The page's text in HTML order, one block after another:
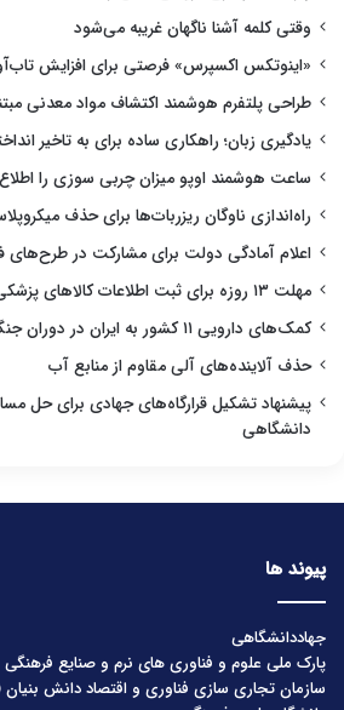
وقتی کلمه آشنا ناگهان غریبه می‌شود
«اینوتکس اکسپرس» فرصتی برای افزایش
طراحی پلتفرم هوشمند اکتشاف مواد معدنی
یادگیری زبان؛ راهکاری ساده برای به تاخیر
ساعت هوشمند اوپو میزان چربی سوزی را
راه‌اندازی ناوگان ریزربات‌ها برای حذف
اعلام آمادگی دولت برای مشارکت در طرح‌های
مهلت ۱۳ روزه برای ثبت اطلاعات کالاهای پزشکی
کمک‌های دارویی ۱۱ کشور به ایران در دوران جنگ
حذف آلاینده‌های آلی مقاوم از منابع آب
پیشنهاد تشکیل قرارگاه‌های جهادی برای حل
دانشگاهی
پیوند ها
جهاددانشگاهی
پارک ملی علوم و فناوری های نرم و صنایع فرهنگی
سازمان تجاری سازی فناوری و اقتصاد دانش